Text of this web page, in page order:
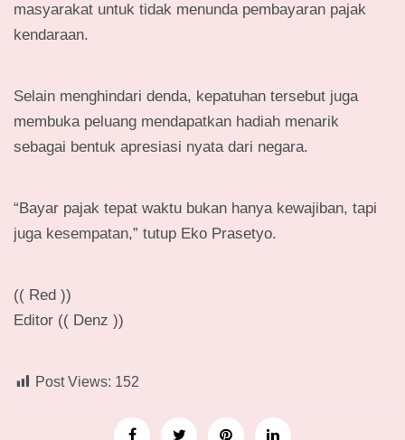
masyarakat untuk tidak menunda pembayaran pajak
kendaraan.
Selain menghindari denda, kepatuhan tersebut juga
membuka peluang mendapatkan hadiah menarik
sebagai bentuk apresiasi nyata dari negara.
“Bayar pajak tepat waktu bukan hanya kewajiban, tapi
juga kesempatan,” tutup Eko Prasetyo.
(( Red ))
Editor (( Denz ))
Post Views: 152